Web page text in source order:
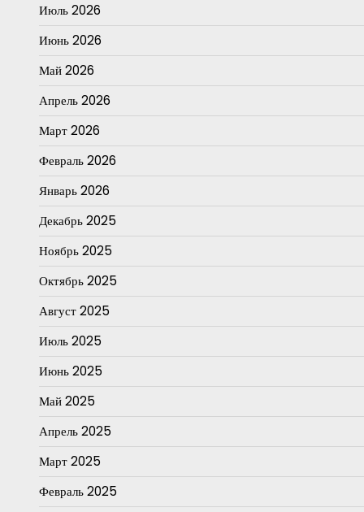
Июль 2026
Июнь 2026
Май 2026
Апрель 2026
Март 2026
Февраль 2026
Январь 2026
Декабрь 2025
Ноябрь 2025
Октябрь 2025
Август 2025
Июль 2025
Июнь 2025
Май 2025
Апрель 2025
Март 2025
Февраль 2025